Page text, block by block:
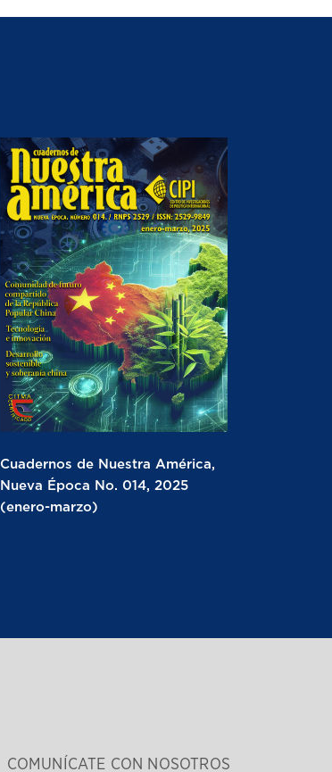
Cuadernos de Nuestra América,
Nueva Época No. 014, 2025
(enero-marzo)
COMUNÍCATE CON NOSOTROS